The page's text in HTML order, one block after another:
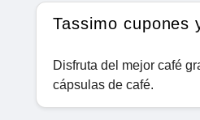
Tassimo cupones
Disfruta del mejor café
cápsulas de café.